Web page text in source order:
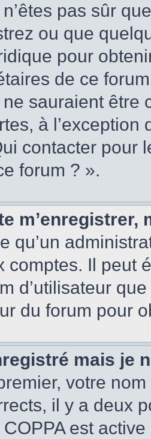
pas sûr
ou que
pour
de ce
sauraient être
à
contacter pour
forum ? ».
m’enregistrer,
qu’un
comptes. Il peut
d’utilisateur
du forum pour
mais je
votre
il y a deux
est